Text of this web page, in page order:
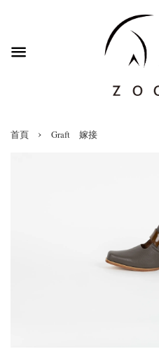
首頁 › Graft 嫁接